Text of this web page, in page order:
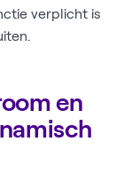
verplicht is
en